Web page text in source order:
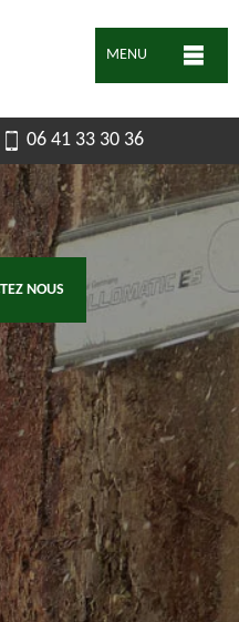
MENU
06 41 33 30 36
NOUS